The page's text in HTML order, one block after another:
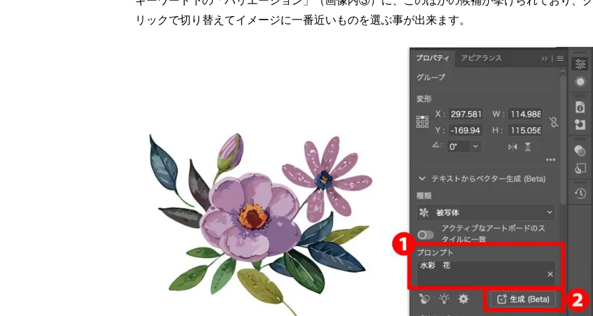
リックで切り替えてイメージに一番近いものを選ぶ事が出来ます。